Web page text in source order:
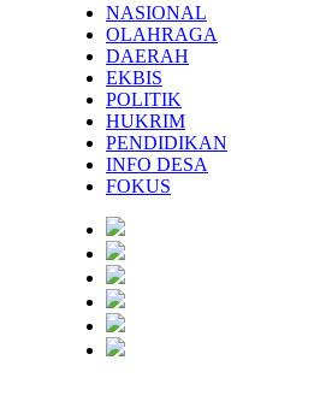
NASIONAL
OLAHRAGA
DAERAH
EKBIS
POLITIK
HUKRIM
PENDIDIKAN
INFO DESA
FOKUS